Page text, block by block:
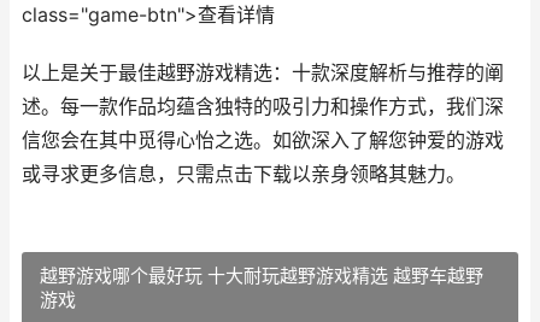
class="game-btn">查看详情
以上是关于最佳越野游戏精选：十款深度解析与推荐的阐
述。每一款作品均蕴含独特的吸引力和操作方式，我们深
信您会在其中觅得心怡之选。如欲深入了解您钟爱的游戏
或寻求更多信息，只需点击下载以亲身领略其魅力。
越野游戏哪个最好玩 十大耐玩越野游戏精选 越野车越野
游戏